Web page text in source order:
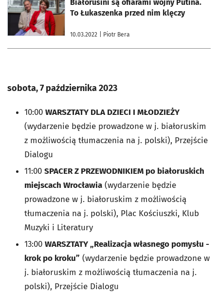
Białorusini są ofiarami wojny Putina.
To Łukaszenka przed nim klęczy
10.03.2022 | Piotr Bera
sobota, 7 października 2023
10:00 WARSZTATY DLA DZIECI I MŁODZIEŻY
(wydarzenie będzie prowadzone w j. białoruskim
z możliwością tłumaczenia na j. polski), Przejście
Dialogu
11:00 SPACER Z PRZEWODNIKIEM po białoruskich
miejscach Wrocławia (wydarzenie będzie
prowadzone w j. białoruskim z możliwością
tłumaczenia na j. polski), Plac Kościuszki, Klub
Muzyki i Literatury
13:00 WARSZTATY „Realizacja własnego pomysłu -
krok po kroku” (wydarzenie będzie prowadzone w
j. białoruskim z możliwością tłumaczenia na j.
polski), Przejście Dialogu